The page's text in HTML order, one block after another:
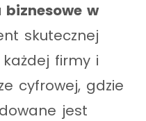
biznesowe w
skutecznej
firmy i
cyfrowej, gdzie
jest